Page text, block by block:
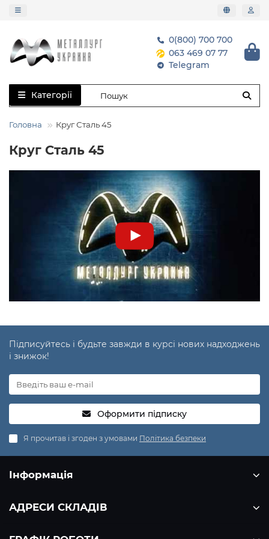
0(800) 700 700
063 469 07 77
Telegram
Категорії
Головна Круг Сталь 45
Круг Сталь 45
Підписуйтесь і будьте завжди в курсі нових надходжень
і знижок!
Оформити підписку
Я прочитав і згоден з умовами Політика безпеки
Інформація
АДРЕСИ СКЛАДІВ